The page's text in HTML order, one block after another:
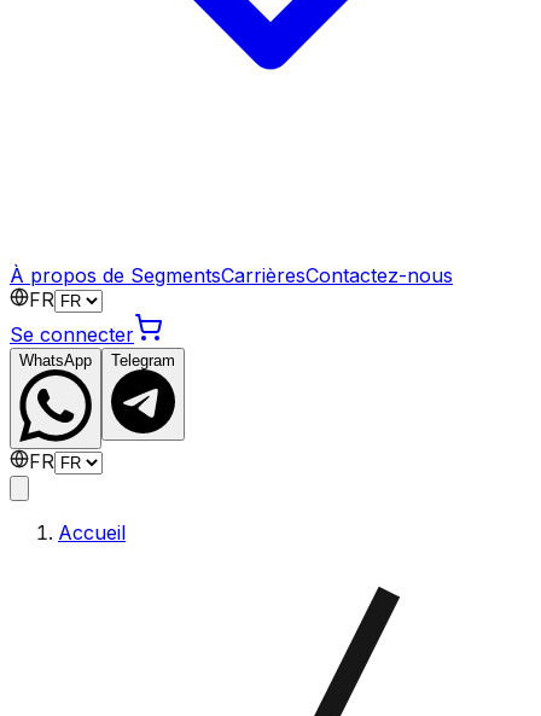
À propos de SegmentsCarrièresContactez-nous
FR
Se connecter
WhatsApp Telegram
FR
Accueil